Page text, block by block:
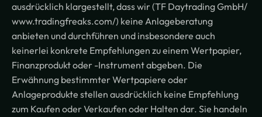
ausdrücklich klargestellt, dass wir (TF Daytrading GmbH/
www.tradingfreaks.com/) keine Anlageberatung
anbieten und durchführen und insbesondere auch
keinerlei konkrete Empfehlungen zu einem Wertpapier,
Finanzprodukt oder -Instrument abgeben. Die
Erwähnung bestimmter Wertpapiere oder
Anlageprodukte stellen ausdrücklich keine Empfehlung
zum Kaufen oder Verkaufen oder Halten dar. Sie handeln